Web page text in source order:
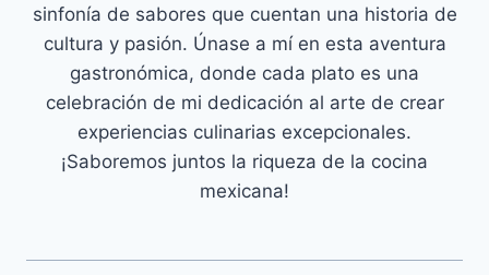
sinfonía de sabores que cuentan una historia de
cultura y pasión. Únase a mí en esta aventura
gastronómica, donde cada plato es una
celebración de mi dedicación al arte de crear
experiencias culinarias excepcionales.
¡Saboremos juntos la riqueza de la cocina
mexicana!